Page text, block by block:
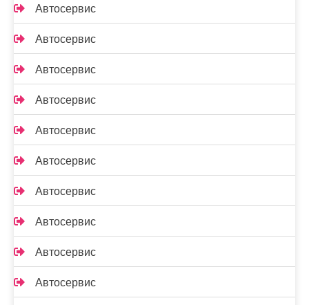
Автосервис
Автосервис
Автосервис
Автосервис
Автосервис
Автосервис
Автосервис
Автосервис
Автосервис
Автосервис